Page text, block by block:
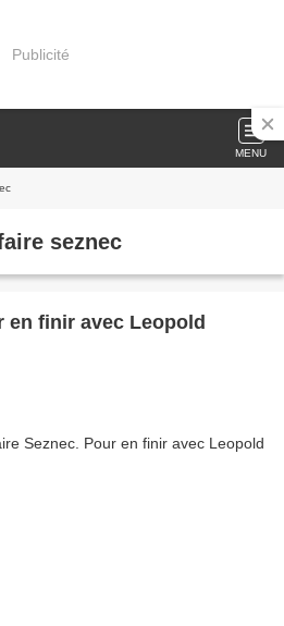
Publicité
MENU
seznec
en finir avec Leopold